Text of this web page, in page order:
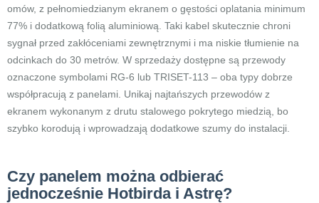
omów, z pełnomiedzianym ekranem o gęstości oplatania minimum
77% i dodatkową folią aluminiową. Taki kabel skutecznie chroni
sygnał przed zakłóceniami zewnętrznymi i ma niskie tłumienie na
odcinkach do 30 metrów. W sprzedaży dostępne są przewody
oznaczone symbolami RG-6 lub TRISET-113 – oba typy dobrze
współpracują z panelami. Unikaj najtańszych przewodów z
ekranem wykonanym z drutu stalowego pokrytego miedzią, bo
szybko korodują i wprowadzają dodatkowe szumy do instalacji.
Czy panelem można odbierać
jednocześnie Hotbirda i Astrę?